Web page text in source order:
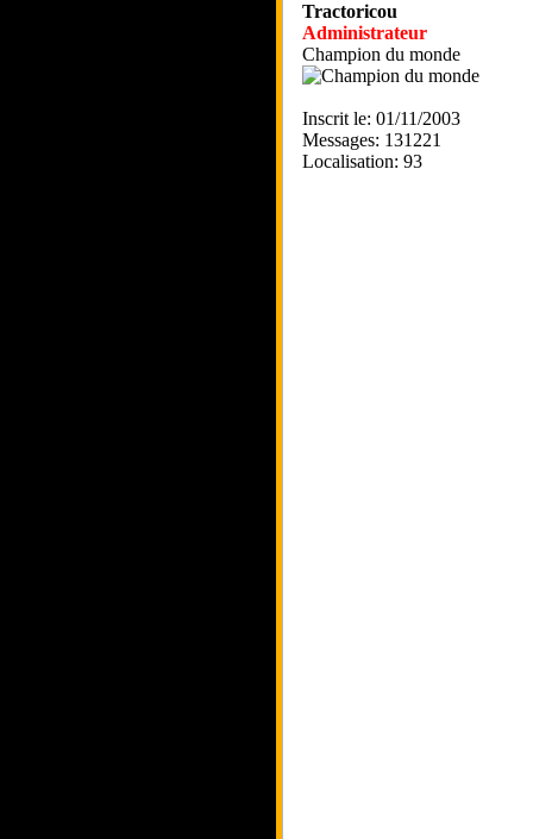
Tractoricou
Administrateur
Champion du monde
Inscrit le: 01/11/2003
Messages: 131221
Localisation: 93